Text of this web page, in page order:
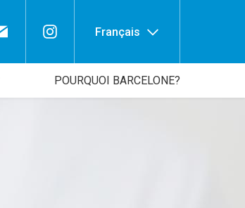
Français
POURQUOI BARCELONE?